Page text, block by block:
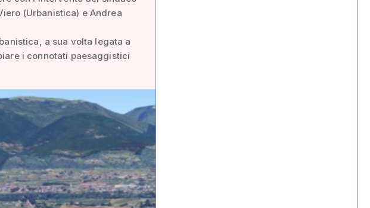
(Urbanistica) e Andrea
a sua volta legata a
i connotati paesaggistici